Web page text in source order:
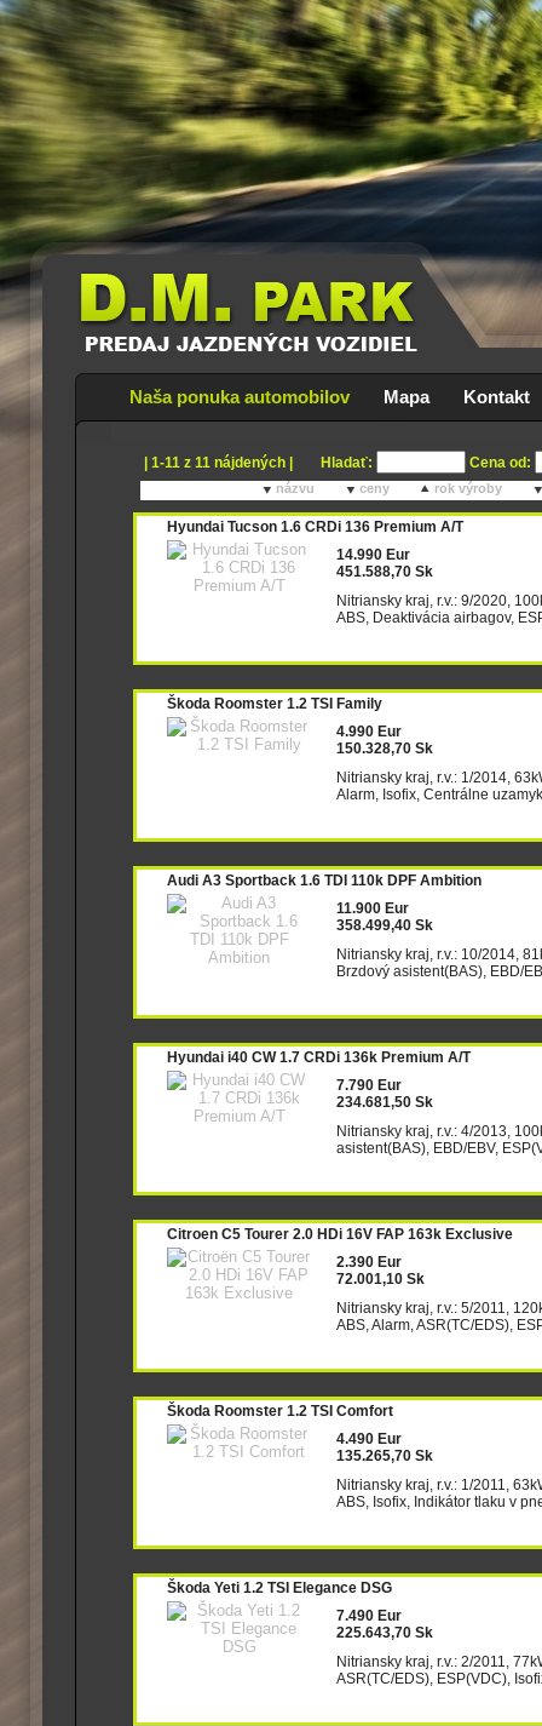
Naša ponuka automobilov Mapa Kontakt
| 1-11 z 11 nájdených | Hladať: Cena od:
názvu ceny rok výroby
Hyundai Tucson 1.6 CRDi 136 Premium A/T
14.990 Eur
451.588,70 Sk
Nitriansky kraj, r.v.: 9/2020,
ABS, Deaktivácia airbagov,
Škoda Roomster 1.2 TSI Family
4.990 Eur
150.328,70 Sk
Nitriansky kraj, r.v.: 1/2014,
Alarm, Isofix, Centrálne
Audi A3 Sportback 1.6 TDI 110k DPF Ambition
11.900 Eur
358.499,40 Sk
Nitriansky kraj, r.v.: 10/2014,
Brzdový asistent(BAS), EBD/
Hyundai i40 CW 1.7 CRDi 136k Premium A/T
7.790 Eur
234.681,50 Sk
Nitriansky kraj, r.v.: 4/2013,
asistent(BAS), EBD/EBV,
Citroen C5 Tourer 2.0 HDi 16V FAP 163k Exclusive
2.390 Eur
72.001,10 Sk
Nitriansky kraj, r.v.: 5/2011,
ABS, Alarm, ASR(TC/EDS),
Škoda Roomster 1.2 TSI Comfort
4.490 Eur
135.265,70 Sk
Nitriansky kraj, r.v.: 1/2011,
ABS, Isofix, Indikátor tlaku v
Škoda Yeti 1.2 TSI Elegance DSG
7.490 Eur
225.643,70 Sk
Nitriansky kraj, r.v.: 2/2011,
ASR(TC/EDS), ESP(VDC),